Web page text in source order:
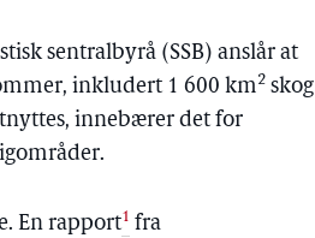
sentralbyrå (SSB) anslår at
inkludert 1 600 km2 skog
innebærer det for
En rapport1 fra